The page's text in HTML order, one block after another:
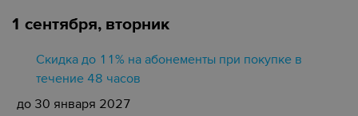
1 сентября, вторник
Скидка до 11% на абонементы при покупке в
течение 48 часов
до 30 января 2027